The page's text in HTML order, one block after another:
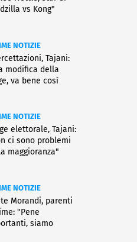
vs Kong"
NOTIZIE
Tajani:
modifica della
va bene così
NOTIZIE
elettorale, Tajani:
ci sono problemi
maggioranza"
NOTIZIE
Morandi, parenti
"Pene
siamo